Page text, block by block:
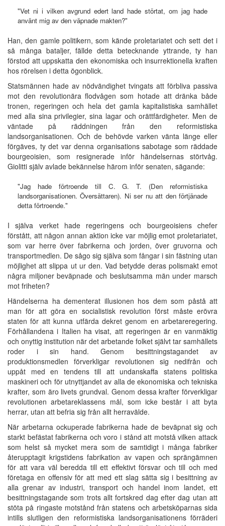
"Vet ni i vilken avgrund edert land hade störtat, om jag hade
använt mig av den väpnade makten?"
Han, den gamle politikern, som kände proletariatet och sett det i
så många bataljer, fällde detta betecknande yttrande, ty han
förstod att uppskatta den ekonomiska och insurrektionella kraften
hos rörelsen i detta ögonblick.
Statsmännen hade av nödvändighet tvingats att förbliva passiva
mot den revolutionära flodvågen som hotade att dränka både
tronen, regeringen och hela det gamla kapitalistiska samhället
med alla sina privilegier, sina lagar och orättfärdigheter. Men de
väntade på räddningen från den reformistiska
landsorganisationen. Och de behövde varken vänta länge eller
förgäves, ty det var denna organisations sabotage som räddade
bourgeoisien, som resignerade inför händelsernas störtvåg.
Giolitti själv avlade bekännelse härom inför senaten, sägande:
"Jag hade förtroende till C. G. T. (Den reformistiska
landsorganisationen. Översättaren). Ni ser nu att den förtjänade
detta förtroende."
I själva verket hade regeringens och bourgeoisiens chefer
förstått, att någon annan aktion icke var möjlig emot proletariatet,
som var herre över fabrikerna och jorden, över gruvorna och
transportmedlen. De sågo sig själva som fångar i sin fästning utan
möjlighet att slippa ut ur den. Vad betydde deras polismakt emot
några miljoner beväpnade och beslutsamma män under marsch
mot friheten?
Händelserna ha dementerat illusionen hos dem som påstå att
man för att göra en socialistisk revolution först måste erövra
staten för att kunna utfärda dekret genom en arbetareregering.
Förhållandena i Italien ha visat, att regeringen är en vanmäktig
och onyttig institution när det arbetande folket självt tar samhällets
roder i sin hand. Genom besittningstagandet av
produktionsmedlen förverkligar revolutionen sig nedifrån och
uppåt med en tendens till att undanskaffa statens politiska
maskineri och för utnyttjandet av alla de ekonomiska och tekniska
krafter, som äro livets grundval. Genom dessa krafter förverkligar
revolutionen arbetareklassens mål, som icke består i att byta
herrar, utan att befria sig från allt herravälde.
När arbetarna ockuperade fabrikerna hade de beväpnat sig och
starkt befästat fabrikerna och voro i stånd att motstå vilken attack
som helst så mycket mera som de samtidigt i många fabriker
återupptagit krigstidens fabrikation av vapen och sprängämnen
för att vara väl beredda till ett effektivt försvar och till och med
företaga en offensiv för att med ett slag sätta sig i besittning av
alla grenar av industri, transport och handel inom landet, ett
besittningstagande som trots allt fortskred dag efter dag utan att
stöta på ringaste motstånd från statens och arbetsköparnas sida
intills slutligen den reformistiska landsorganisationens förräderi